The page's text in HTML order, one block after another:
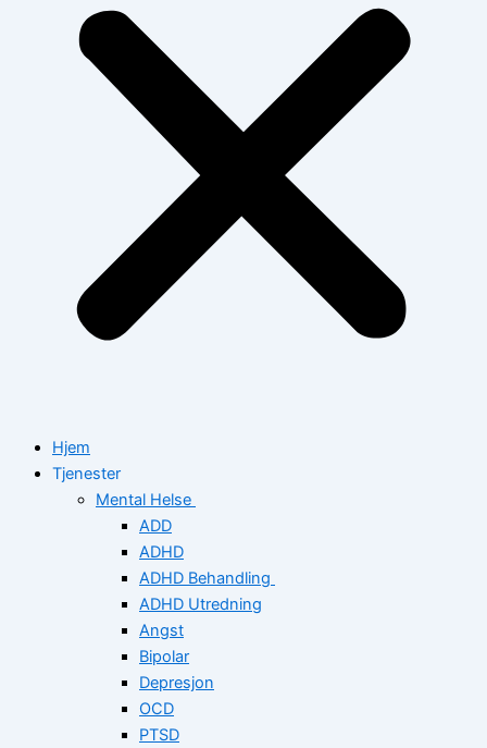
Hjem
Tjenester
Mental Helse
ADD
ADHD
ADHD Behandling
ADHD Utredning
Angst
Bipolar
Depresjon
OCD
PTSD